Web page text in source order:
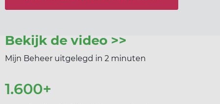
Bekijk de video >>
Mijn Beheer uitgelegd in 2 minuten
1.600+